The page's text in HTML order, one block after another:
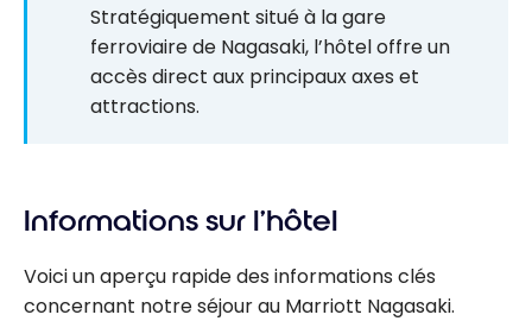
Stratégiquement situé à la gare
ferroviaire de Nagasaki, l’hôtel offre un
accès direct aux principaux axes et
attractions.
Informations sur l’hôtel
Voici un aperçu rapide des informations clés
concernant notre séjour au Marriott Nagasaki.